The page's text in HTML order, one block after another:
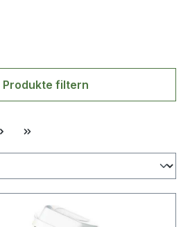
Produkte filtern